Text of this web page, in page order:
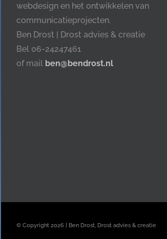
webdesign en het ontwikkelen van
communicatieprojecten.
Ben Drost | Drost advies & creatie
Bel 06-24247461
of mail ben@bendrost.nl
© Copyright 2026 | Ben Drost, Drost advies & creatie